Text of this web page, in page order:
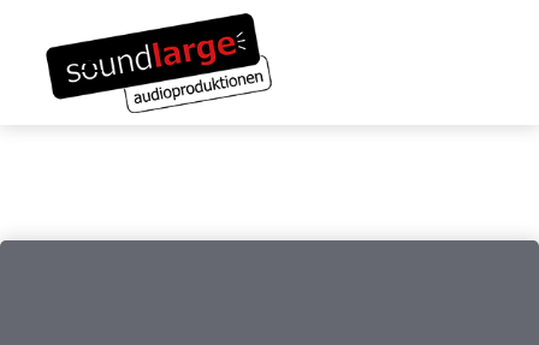
überspringen
Inhalt
springen